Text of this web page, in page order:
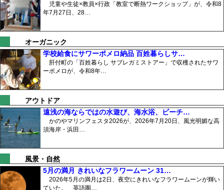
児童や生徒×教員×行政「教室で断熱ワークショップ」が、令和8
年7月27日、28…
オーガニック
学校給食にサワーポメロ納品 百姓暮らしサ…
肝付町の「百姓暮らし サブレガミストアー」で収穫されたサワ
ーポメロが、令和8年…
アウトドア
遠浅の海ならではの水遊び、海水浴、ビーチ…
かのやマリンフェスタ2026が、2026年7月20日、風光明媚な高
須海岸・浜田…
風景・自然
5月の満月 きれいなフラワームーン 31…
2026年5月の満月は2日、夜空にきれいなフラワームーンが輝い
ていた。 英語圏…